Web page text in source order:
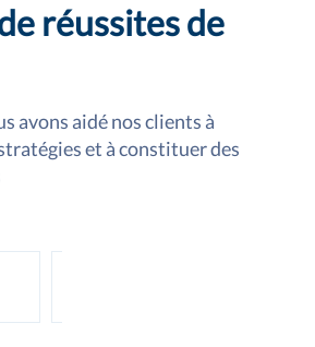
réussites de
avons aidé nos clients à
et à constituer des